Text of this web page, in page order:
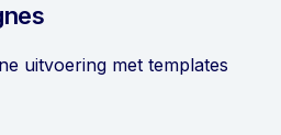
uitvoering met templates